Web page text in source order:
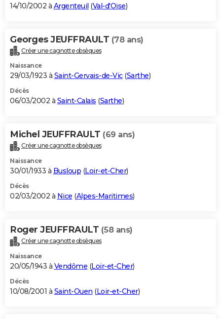
14/10/2002 à Argenteuil (Val-d'Oise)
Georges JEUFFRAULT (78 ans)
Créer une cagnotte obsèques
Naissance
29/03/1923 à Saint-Gervais-de-Vic(Sarthe)
Décès
06/03/2002 à Saint-Calais (Sarthe)
Michel JEUFFRAULT (69 ans)
Créer une cagnotte obsèques
Naissance
30/01/1933 à Busloup (Loir-et-Cher)
Décès
02/03/2002 à Nice (Alpes-Maritimes)
Roger JEUFFRAULT (58 ans)
Créer une cagnotte obsèques
Naissance
20/05/1943 à Vendôme (Loir-et-Cher)
Décès
10/08/2001 à Saint-Ouen (Loir-et-Cher)